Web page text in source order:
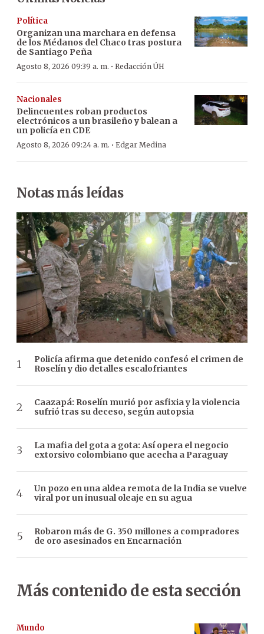
Política
Organizan una marchara en defensa
de los Médanos del Chaco tras postura
de Santiago Peña
Agosto 8, 2026 09:39 a. m. · Redacción ÚH
Nacionales
Delincuentes roban productos
electrónicos a un brasileño y balean a
un policía en CDE
Agosto 8, 2026 09:24 a. m. · Edgar Medina
Notas más leídas
Policía afirma que detenido confesó el crimen de
Roselín y dio detalles escalofriantes
Caazapá: Roselín murió por asfixia y la violencia
sufrió tras su deceso, según autopsia
La mafia del gota a gota: Así opera el negocio
extorsivo colombiano que acecha a Paraguay
Un pozo en una aldea remota de la India se vuelve
viral por un inusual oleaje en su agua
Robaron más de G. 350 millones a compradores
de oro asesinados en Encarnación
Más contenido de esta sección
Mundo